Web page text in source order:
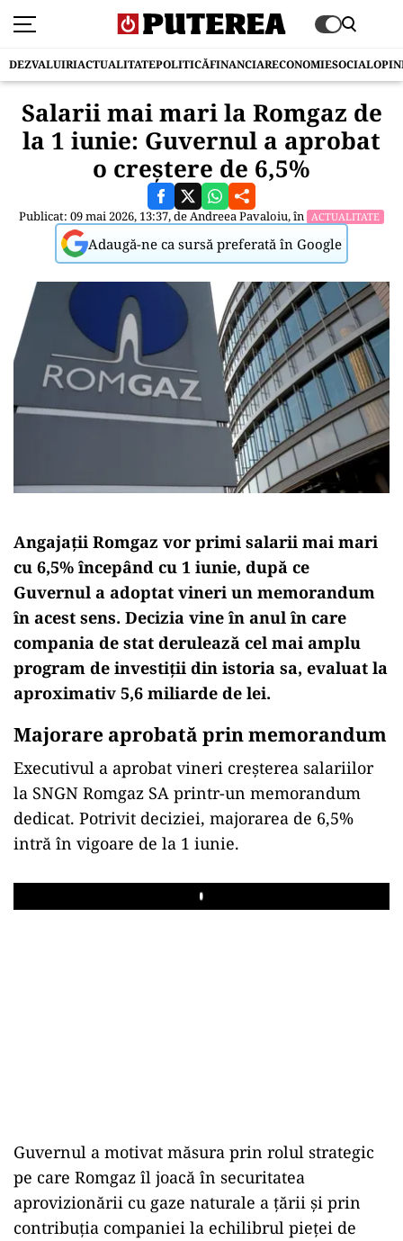
DEZVALUIRIACTUALITATEPOLITICĂFINANCIARECONOMIESOCIAL
Salarii mai mari la Romgaz de
la 1 iunie: Guvernul a aprobat
o creștere de 6,5%
Publicat: 09 mai 2026, 13:37, deAndreea Pavaloiu, în ACTUALITATE
Adaugă-ne ca sursă preferată în Google
Angajații Romgaz vor primi salarii mai mari
cu 6,5% începând cu 1 iunie, după ce
Guvernul a adoptat vineri un memorandum
în acest sens. Decizia vine în anul în care
compania de stat derulează cel mai amplu
program de investiții din istoria sa, evaluat la
aproximativ 5,6 miliarde de lei.
Majorare aprobată prin memorandum
Executivul a aprobat vineri creșterea salariilor
la SNGN Romgaz SA printr-un memorandum
dedicat. Potrivit deciziei, majorarea de 6,5%
intră în vigoare de la 1 iunie.
Play
Guvernul a motivat măsura prin rolul strategic
pe care Romgaz îl joacă în securitatea
aprovizionării cu gaze naturale a țării și prin
contribuția companiei la echilibrul pieței de